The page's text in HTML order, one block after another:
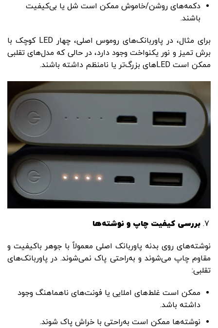
دکمه‌های روشن/خاموش ممکن است شل یا بی‌کیفیت
باشند.
برای مثال، در پاوربانک‌های روموس اصلی، چهار LED کوچک با
برش تمیز و نور یکنواخت وجود دارد، در حالی که مدل‌های تقلبی
ممکن است LED‌های بزرگ‌تر یا نامنظم داشته باشند.
بررسی کیفیت چاپ و نوشته‌ها
نوشته‌های روی بدنه پاوربانک اصلی معمولاً با جوهر باکیفیت و
مقاوم چاپ می‌شوند و به‌راحتی پاک نمی‌شوند. در پاوربانک‌های
تقلبی:
ممکن است غلط‌های املایی یا فونت‌های ناهماهنگ وجود
داشته باشد.
نوشته‌ها ممکن است به‌راحتی با خراش پاک شوند.